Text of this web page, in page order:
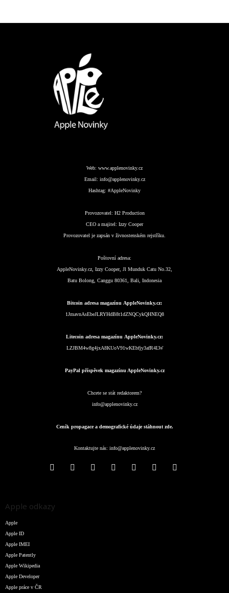
Web: www.applenovinky.cz
Email: info@applenovinky.cz
Hashtag: #AppleNovinky
Provozovatel: H2 Production
CEO a majitel: Izzy Cooper
Provozovatel je zapsán v živnostenském rejstříku.
Poštovní adresa:
AppleNovinky.cz, Izzy Cooper, Jl Munduk Catu No.32,
Batu Bolong, Canggu 80361, Bali, Indonesia
Bitcoin adresa magazínu AppleNovinky.cz:
1JmavnAsEbeJLRYHdB8t1dZNQCykQHNEQ8
Litecoin adresa magazínu AppleNovinky.cz:
LZJBM4w8g4jxA8KUoV91wKEbfjy3afR4LW
PayPal příspěvek magazínu AppleNovinky.cz
Chcete se stát redaktorem?
info@applenovinky.cz
Ceník propagace a demografické údaje stáhnout zde.
Kontaktujte nás: info@applenovinky.cz
Apple odkazy
Apple
Apple ID
Apple IMEI
Apple Patently
Apple Wikipedia
Apple Developer
Apple práce v ČR